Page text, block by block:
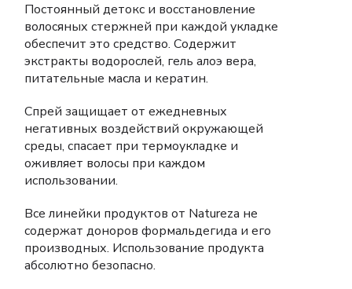
Постоянный детокс и восстановление
волосяных стержней при каждой укладке
обеспечит это средство. Содержит
экстракты водорослей, гель алоэ вера,
питательные масла и кератин.
Спрей защищает от ежедневных
негативных воздействий окружающей
среды, спасает при термоукладке и
оживляет волосы при каждом
использовании.
Все линейки продуктов от Natureza не
содержат доноров формальдегида и его
производных. Использование продукта
абсолютно безопасно.